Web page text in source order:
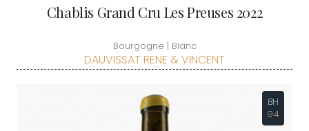
Chablis Grand Cru Les Preuses 2022
Bourgogne | Blanc
DAUVISSAT RENE & VINCENT
BH
94